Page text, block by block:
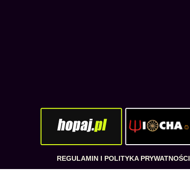
REGULAMIN I POLITYKA PRYWATNOŚCI